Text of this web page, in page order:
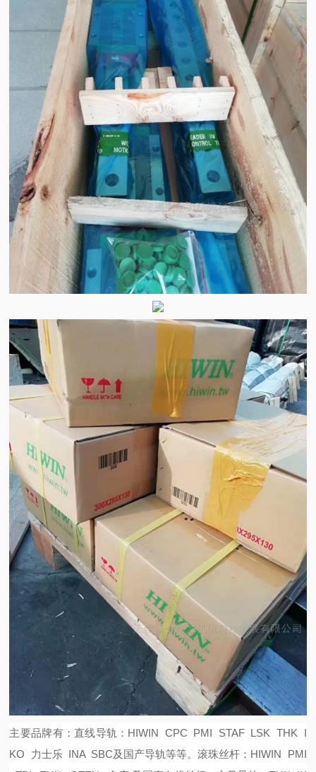
主要品牌有：直线导轨： HIWIN CPC PMI STAF LSK THK I
KO 力士乐 INA SBC及国产导轨等等。滚珠丝杆： HIWIN PMI